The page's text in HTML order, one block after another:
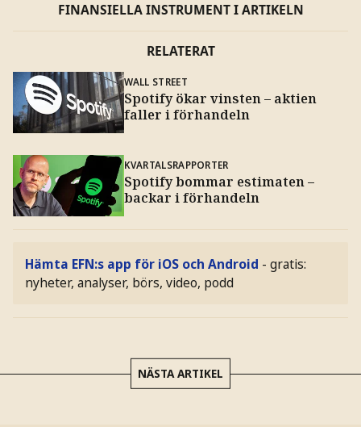
FINANSIELLA INSTRUMENT I ARTIKELN
RELATERAT
WALL STREET
Spotify ökar vinsten – aktien
faller i förhandeln
KVARTALSRAPPORTER
Spotify bommar estimaten –
backar i förhandeln
Hämta EFN:s app för iOS och Android - gratis:
nyheter, analyser, börs, video, podd
NÄSTA ARTIKEL